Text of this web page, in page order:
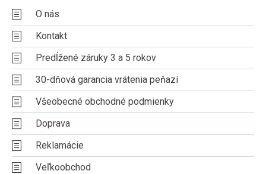
O nás
Kontakt
Predĺžené záruky 3 a 5 rokov
30-dňová garancia vrátenia peňazí
Všeobecné obchodné podmienky
Doprava
Reklamácie
Veľkoobchod